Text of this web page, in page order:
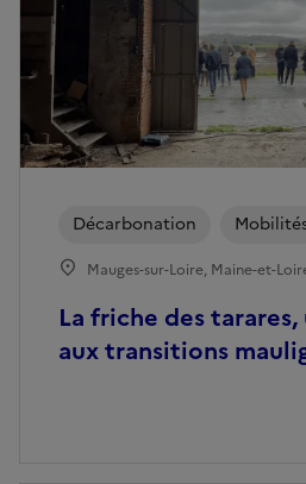
La friche des
aux transitions
Décarbonation
Mauges-sur-Loire, Maine-et-